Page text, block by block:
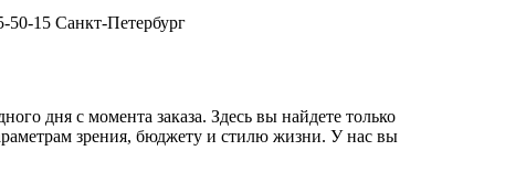
50-15 Санкт-Петербург
дня с момента заказа. Здесь вы найдете только
зрения, бюджету и стилю жизни. У нас вы